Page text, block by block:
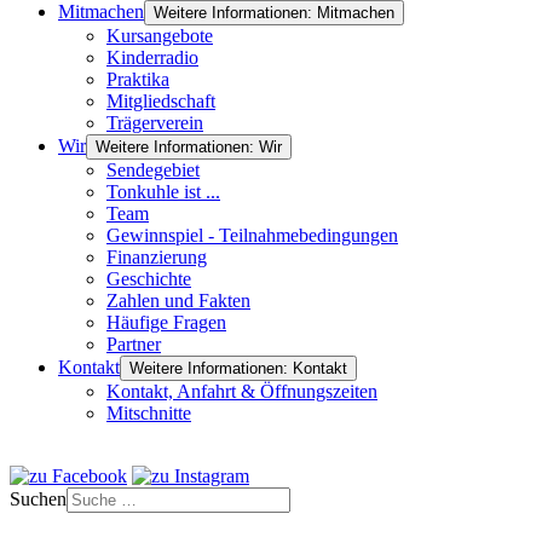
Mitmachen Weitere Informationen: Mitmachen
Kursangebote
Kinderradio
Praktika
Mitgliedschaft
Trägerverein
Wir Weitere Informationen: Wir
Sendegebiet
Tonkuhle ist ...
Team
Gewinnspiel - Teilnahmebedingungen
Finanzierung
Geschichte
Zahlen und Fakten
Häufige Fragen
Partner
Kontakt Weitere Informationen: Kontakt
Kontakt, Anfahrt & Öffnungszeiten
Mitschnitte
Suchen